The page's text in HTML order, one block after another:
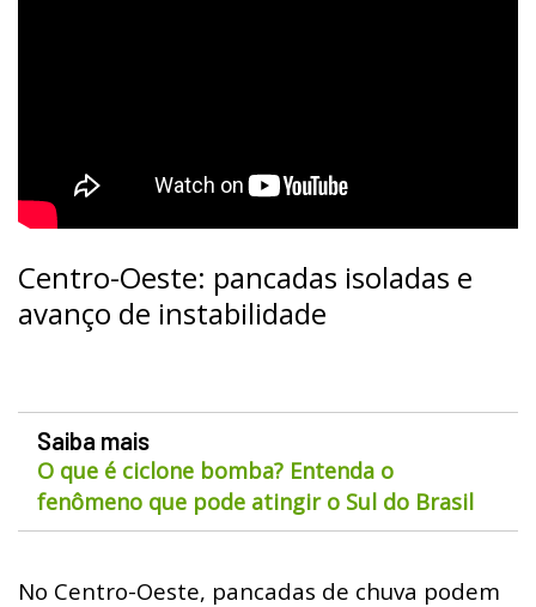
Centro-Oeste: pancadas isoladas e
avanço de instabilidade
Saiba mais
O que é ciclone bomba? Entenda o
fenômeno que pode atingir o Sul do Brasil
No Centro-Oeste, pancadas de chuva podem